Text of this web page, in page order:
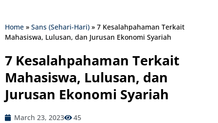
Home » Sans (Sehari-Hari) » 7 Kesalahpahaman Terkait
Mahasiswa, Lulusan, dan Jurusan Ekonomi Syariah
7 Kesalahpahaman Terkait
Mahasiswa, Lulusan, dan
Jurusan Ekonomi Syariah
March 23, 2023 45